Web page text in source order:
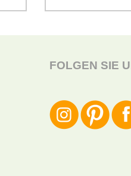
FOLGEN SIE